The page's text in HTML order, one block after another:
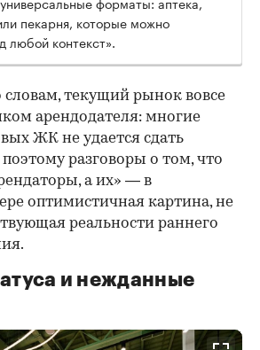
пекарня, которые можно
любой контекст».
словам, текущий рынок вовсе
арендодателя: многие
ЖК не удается сдать
разговоры о том, что
а их» — в
оптимистичная картина, не
реальности раннего
и нежданные